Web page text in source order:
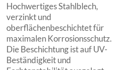
Hochwertiges Stahlblech,
verzinkt und
oberflächenbeschichtet für
maximalen Korrosionsschutz.
Die Beschichtung ist auf UV-
Beständigkeit und